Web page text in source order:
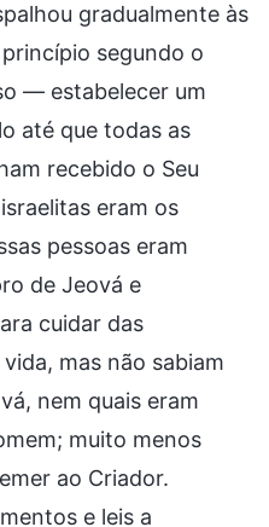
gradualmente às
segundo o
— estabelecer um
até que todas as
recebido o Seu
eram os
pessoas eram
de Jeová e
cuidar das
mas não sabiam
nem quais eram
muito menos
ao Criador.
e leis a